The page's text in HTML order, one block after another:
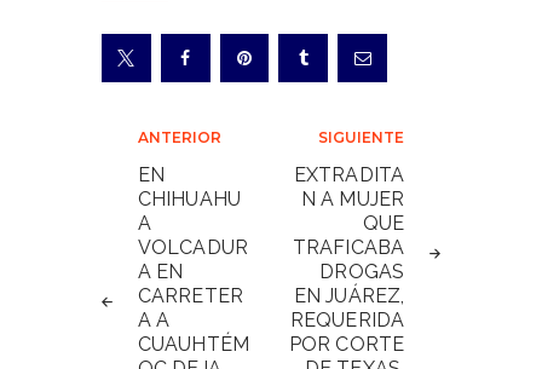
Navegación
de
entradas
ANTERIOR
EN
CHIHUAHU
A
VOLCADUR
A EN
CARRETER
A A
CUAUHTÉM
SIGUIENTE
EXTRADITA
N A MUJER
QUE
TRAFICABA
DROGAS
EN JUÁREZ,
REQUERIDA
POR CORTE